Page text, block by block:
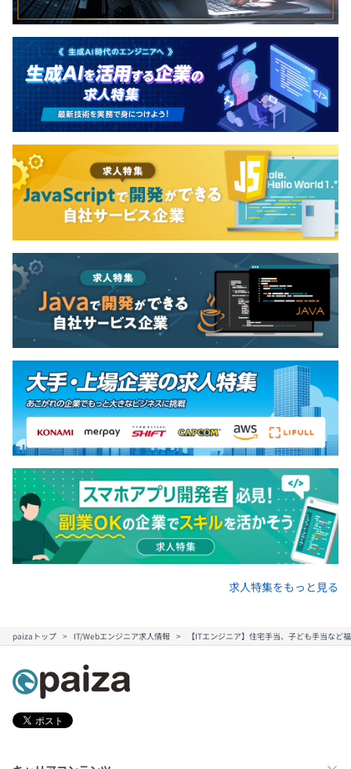
求人特集をもっと見る
paizaトップ IT/Webエンジニア求人情報 【ITエンジニア】住宅手当、子ども手当な